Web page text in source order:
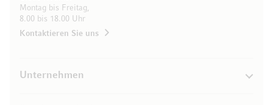
Montag bis Freitag,
8.00 bis 18.00 Uhr
Kontaktieren Sie uns
Unternehmen